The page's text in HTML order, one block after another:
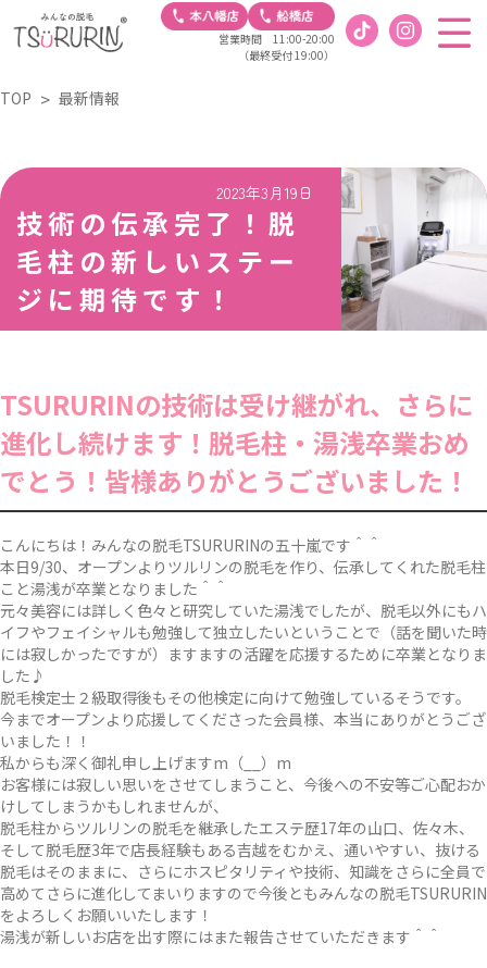
営業時間 11:00-20:00
（最終受付 19:00）
TOP 最新情報
2023年3月19日
技術の伝承完了！脱
毛柱の新しいステー
ジに期待です！
TSURURINの技術は受け継がれ、さらに
進化し続けます！脱毛柱・湯浅卒業おめ
でとう！皆様ありがとうございました！
こんにちは！みんなの脱毛TSURURINの五十嵐です＾＾
本日9/30、オープンよりツルリンの脱毛を作り、伝承してくれた脱毛柱
こと湯浅が卒業となりました＾＾
元々美容には詳しく色々と研究していた湯浅でしたが、脱毛以外にもハ
イフやフェイシャルも勉強して独立したいということで（話を聞いた時
には寂しかったですが）ますますの活躍を応援するために卒業となりま
した♪
脱毛検定士２級取得後もその他検定に向けて勉強しているそうです。
今までオープンより応援してくださった会員様、本当にありがとうござ
いました！！
私からも深く御礼申し上げますm（__）m
お客様には寂しい思いをさせてしまうこと、今後への不安等ご心配おか
けしてしまうかもしれませんが、
脱毛柱からツルリンの脱毛を継承したエステ歴17年の山口、佐々木、
そして脱毛歴3年で店長経験もある吉越をむかえ、通いやすい、抜ける
脱毛はそのままに、さらにホスピタリティや技術、知識をさらに全員で
高めてさらに進化してまいりますので今後ともみんなの脱毛TSURURIN
をよろしくお願いいたします！
湯浅が新しいお店を出す際にはまた報告させていただきます＾＾